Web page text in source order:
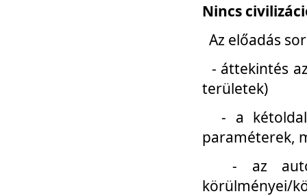
Nincs
Az előadás
- áttekintés
területek)
- a kétoldali
paraméterek,
- az
körülményei/